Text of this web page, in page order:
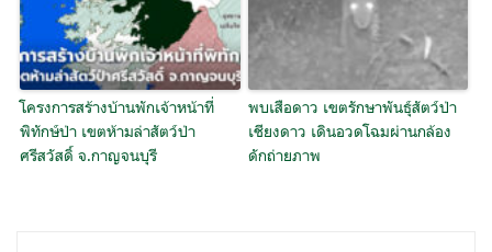
โครงการสร้างบ้านพักเจ้าหน้าที่
พิทักษ์ป่า เขตห้ามล่าสัตว์ป่า
ศรีสวัสดิ์ จ.กาญจนบุรี
พบเสือดาว เขตรักษาพันธุ์สัตว์ป่า
เชียงดาว เดินอวดโฉมผ่านกล้อง
ดักถ่ายภาพ